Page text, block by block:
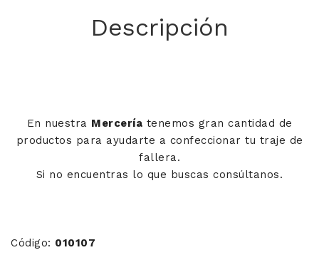
Descripción
En nuestra Mercería tenemos gran cantidad de
productos para ayudarte a confeccionar tu traje de
fallera.
Si no encuentras lo que buscas consúltanos.
Código: 010107